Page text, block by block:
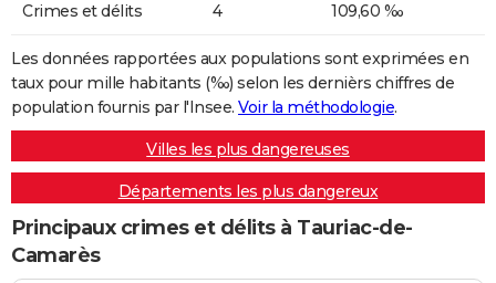
Crimes et délits 4 109,60 ‰
Les données rapportées aux populations sont exprimées en
taux pour mille habitants (‰) selon les dernièrs chiffres de
population fournis par l'Insee. Voir la méthodologie.
Villes les plus dangereuses
Départements les plus dangereux
Principaux crimes et délits à Tauriac-de-
Camarès